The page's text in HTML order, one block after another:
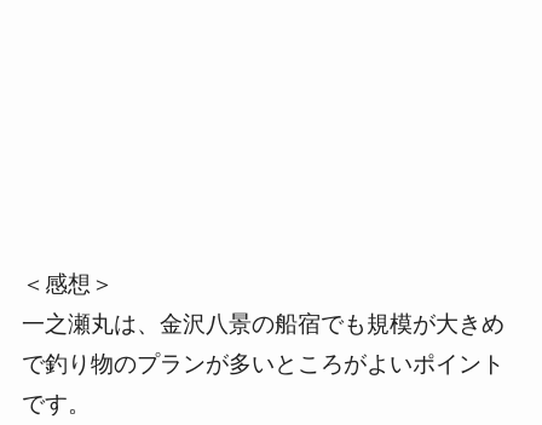
＜感想＞
一之瀬丸は、金沢八景の船宿でも規模が大きめ
で釣り物のプランが多いところがよいポイント
です。